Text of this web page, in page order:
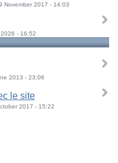
November 2017 - 14:03
- 16:52
2013 - 23:06
le site
2017 - 15:22